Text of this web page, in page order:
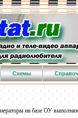
Схемы
на базе ОУ